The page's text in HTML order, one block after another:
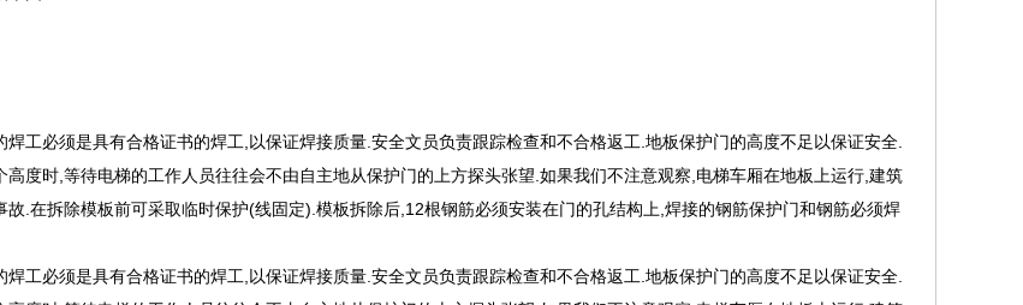
必须是具有合格证书的焊工,以保证焊接质量.安全文员负责跟踪检查和不合格返工.地板保护门的高度不足以保证安全.
高度时,等待电梯的工作人员往往会不由自主地从保护门的上方探头张望.如果我们不注意观察,电梯车厢在地板上运行,建筑
故.在拆除模板前可采取临时保护(线固定).模板拆除后,12根钢筋必须安装在门的孔结构上,焊接的钢筋保护门和钢筋必须焊
必须是具有合格证书的焊工,以保证焊接质量.安全文员负责跟踪检查和不合格返工.地板保护门的高度不足以保证安全.